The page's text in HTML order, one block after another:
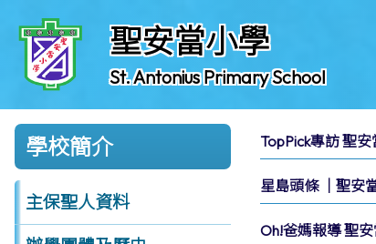
聖安當小學
St. Antonius Primary School
學校簡介
主保聖人資料
TopPick專訪 聖
星島頭條 │聖安
Oh!爸媽報導 聖